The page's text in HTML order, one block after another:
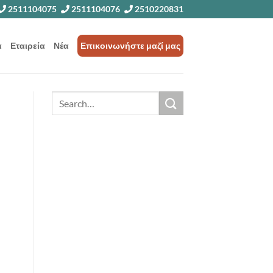
2511104075 2511104076 2510220831
Εταιρεία Νέα Επικοινωνήστε μαζί μας